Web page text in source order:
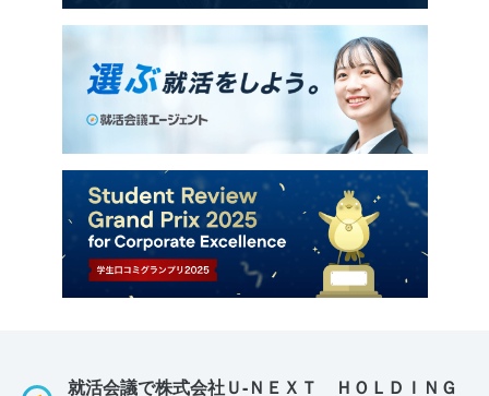
就活会議で株式会社Ｕ‐ＮＥＸＴ ＨＯＬＤＩＮＧ